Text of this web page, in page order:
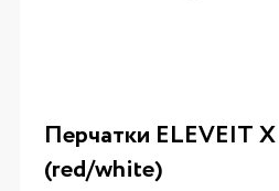
Перчатки ELEVEIT
(red/white)